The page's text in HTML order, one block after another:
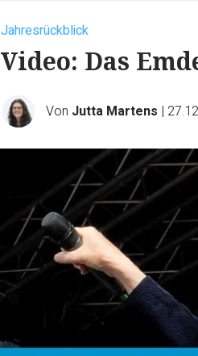
Jahresrückblick
Video: Das
Von Jutta Martens |